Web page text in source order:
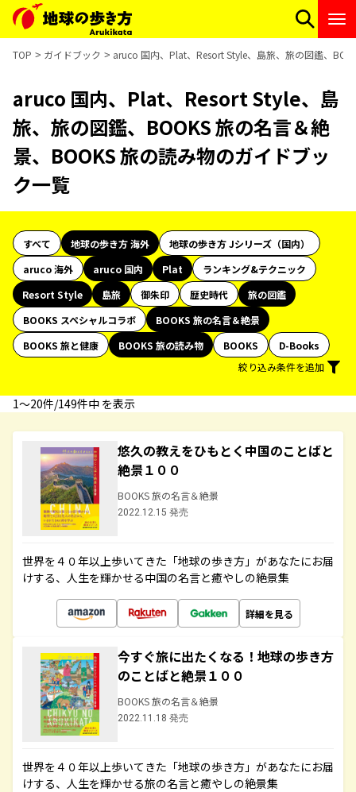
TOP ガイドブック aruco 国内、Plat、Resort Style、島旅、旅の図鑑、
aruco 国内、Plat、Resort Style、島
旅、旅の図鑑、BOOKS 旅の名言＆絶
景、BOOKS 旅の読み物のガイドブッ
ク一覧
すべて 地球の歩き方 海外
地球の歩き方 Jシリーズ（国内）
aruco 海外
aruco 国内 Plat
ランキング&テクニック
Resort Style
島旅 御朱印 歴史時代
旅の図鑑
BOOKS スペシャルコラボ
BOOKS 旅の名言＆絶景
BOOKS 旅と健康
BOOKS 旅の読み物 BOOKS
D-Books
絞り込み条件を追加
1〜20件/149件中 を表示
悠久の教えをひもとく中国のことばと
絶景１００
BOOKS 旅の名言＆絶景
2022.12.15 発売
世界を４０年以上歩いてきた「地球の歩き方」があなたにお届
けする、人生を輝かせる中国の名言と癒やしの絶景集
詳細を見る
今すぐ旅に出たくなる！地球の歩き方
のことばと絶景１００
BOOKS 旅の名言＆絶景
2022.11.18 発売
世界を４０年以上歩いてきた「地球の歩き方」があなたにお届
けする、人生を輝かせる旅の名言と癒やしの絶景集